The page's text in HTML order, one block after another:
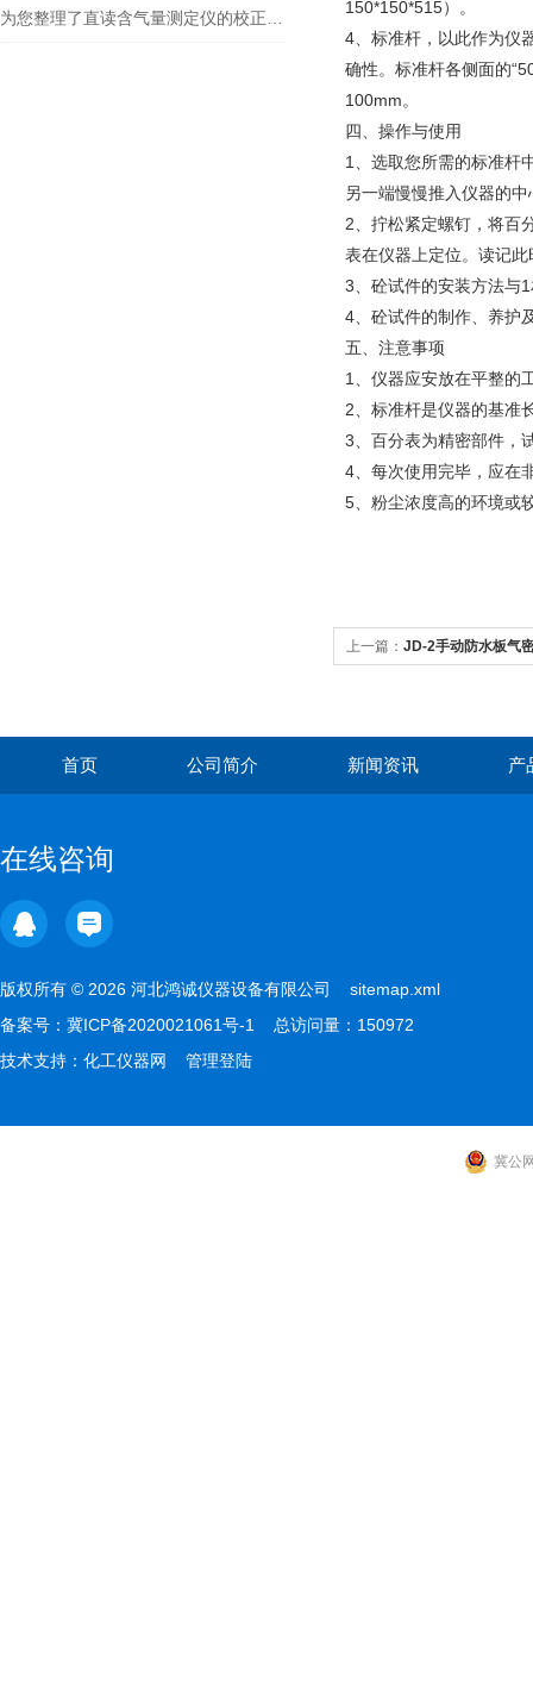
150*150*515）。
4、标准杆，以此作为仪
确性。标准杆各侧面的
100mm。
四、操作与使用
1、选取您所需的标准杆
另一端慢慢推入仪器的
2、拧松紧定螺钉，将百
表在仪器上定位。读记
3、砼试件的安装方法与
4、砼试件的制作、养护
五、注意事项
1、仪器应安放在平整的
2、标准杆是仪器的基准
3、百分表为精密部件，
4、每次使用完毕，应在
5、粉尘浓度高的环境或
上一篇： JD-2手动防水板气
首页 公司简介 新闻资讯 产
在线咨询
版权所有 © 2026 河北鸿诚仪器设备有限公司 sitemap.xml
备案号： 冀ICP备2020021061号-1
总访问量：150972
技术支持： 化工仪器网 管理登陆
冀公